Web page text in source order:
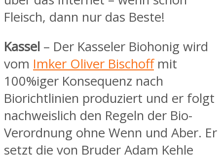
Fleisch, dann nur das Beste!
Kassel – Der Kasseler Biohonig wird
vom Imker Oliver Bischoffmit
100%iger Konsequenz nach
Biorichtlinien produziert und er folgt
nachweislich den Regeln der Bio-
Verordnung ohne Wenn und Aber. Er
setzt die von Bruder Adam Kehle